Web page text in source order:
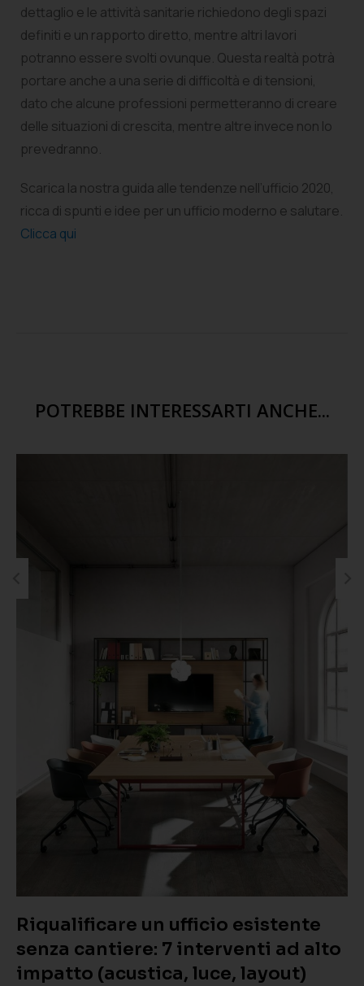
dettaglio e le attività sanitarie richiedono degli spazi
definiti e un rapporto diretto, mentre altri lavori
potranno essere svolti ovunque. Questa realtà potrà
portare anche a una serie di difficoltà e di tensioni,
dato che alcune professioni permetteranno di creare
delle situazioni di crescita, mentre altre invece non lo
prevedranno.
Scarica la nostra guida alle tendenze nell’ufficio 2020,
ricca di spunti e idee per un ufficio moderno e salutare.
Clicca qui
POTREBBE INTERESSARTI ANCHE...
Riqualificare un ufficio esistente
senza cantiere: 7 interventi ad alto
impatto (acustica, luce, layout)